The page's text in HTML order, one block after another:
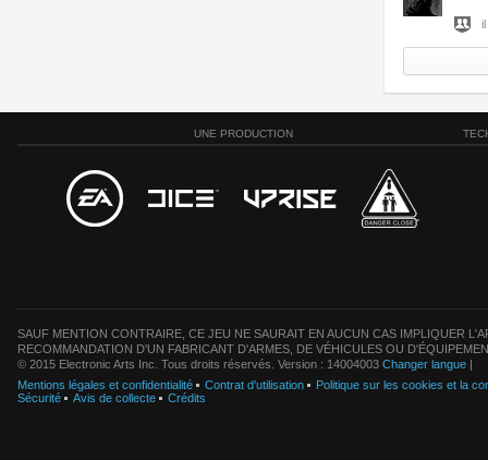
UNE PRODUCTION
SAUF MENTION CONTRAIRE, CE JEU NE SAURAIT EN AUCUN CAS IMPLIQUER
RECOMMANDATION D'UN FABRICANT D'ARMES, DE VÉHICULES OU
© 2015 Electronic Arts Inc. Tous droits réservés. Version : 14004003 Changer langue |
Mentions légales et confidentialité
Contrat d'utilisation
Politique sur les cookies et la
Sécurité
Avis de collecte Crédits